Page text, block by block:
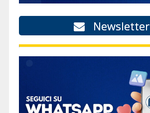
Newsletter